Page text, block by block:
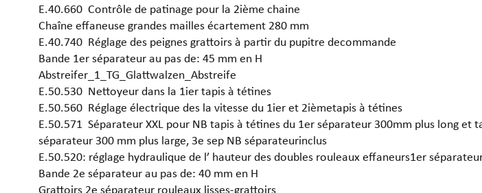
E.40.660 Contrôle de patinage pour la 2ième chaine
Chaîne effaneuse grandes mailles écartement 280 mm
E.40.740 Réglage des peignes grattoirs à partir du pupitre decommande
Bande 1er séparateur au pas de: 45 mm en H
Abstreifer_1_TG_Glattwalzen_Abstreife
E.50.530 Nettoyeur dans la 1ier tapis à tétines
E.50.560 Réglage électrique des la vitesse du 1ier et 2ièmetapis à tétines
E.50.571 Séparateur XXL pour NB tapis à tétines du 1er séparateur 300mm plus long et
séparateur 300 mm plus large, 3e sep NB séparateurinclus
E.50.520: réglage hydraulique de l’ hauteur des doubles rouleaux effaneurs1er
Bande 2e séparateur au pas de: 40 mm en H
Grattoirs 2e séparateur rouleaux lisses-grattoirs